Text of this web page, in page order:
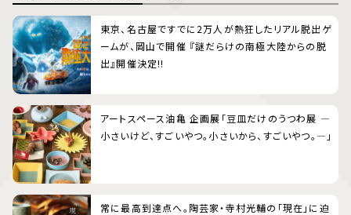
東京、名古屋ですでに2万人が熱狂したリアル脱出ゲ
ームが、岡山で開催 『謎だらけの南極大陸からの脱
出』開催決定!!
アートスペース油亀 企画展「豆皿だけのうつわ展 ―
小さいけど、すごいやつ。小さいから、すごいやつ。―」
常に最高到達点へ。陶芸家・寺村光輔の「現在」に迫